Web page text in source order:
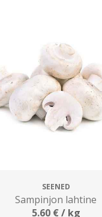
SEENED
Sampinjon lahtine
5.60 €/ kg